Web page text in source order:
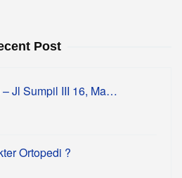
Post
– Jl Sumpil III 16, Ma…
Ortopedi ?